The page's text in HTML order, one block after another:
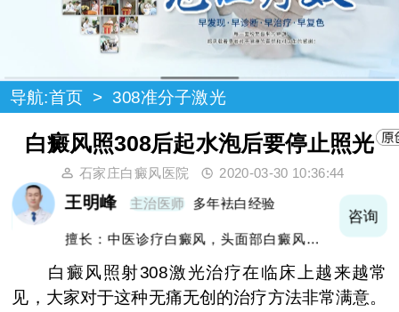
导航:首页 > 308准分子激光
白癜风照308后起水泡后要停止照光
石家庄白癜风医院 2020-03-30 10:36:44
王明峰 主治医师 多年袪白经验
擅长：中医诊疗白癜风，头面部白癜风，青
咨询
白癜风照射308激光治疗在临床上越来越常
见，大家对于这种无痛无创的治疗方法非常满意。